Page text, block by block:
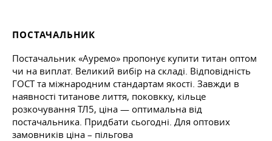
ПОСТАЧАЛЬНИК
Постачальник «Ауремо» пропонує купити титан оптом
чи на виплат. Великий вибір на складі. Відповідність
ГОСТ та міжнародним стандартам якості. Завжди в
наявності титанове лиття, поковкку, кільце
розкочування ТЛ5, ціна — оптимальна від
постачальника. Придбати сьогодні. Для оптових
замовників ціна – пільгова